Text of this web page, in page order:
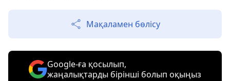
Мақаламен бөлісу
Google-ға қосылып,
жаңалықтарды бірінші болып оқыңыз